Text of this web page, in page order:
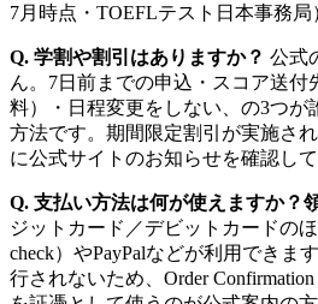
7月時点・TOEFLテスト日本事務局
Q. 学割や割引はありますか？ 公式
ん。7日前までの申込・スコア送付
料）・日程変更をしない、の3つが
方法です。期間限定割引が実施さ
に公式サイトのお知らせを確認して
Q. 支払い方法は何が使えますか？
ジットカード／デビットカードの
check）やPayPalなどが利用できま
行されないため、Order